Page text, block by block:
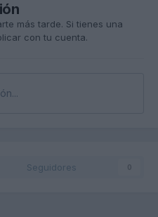
más tarde. Si tienes una
con tu cuenta.
Seguidores 0